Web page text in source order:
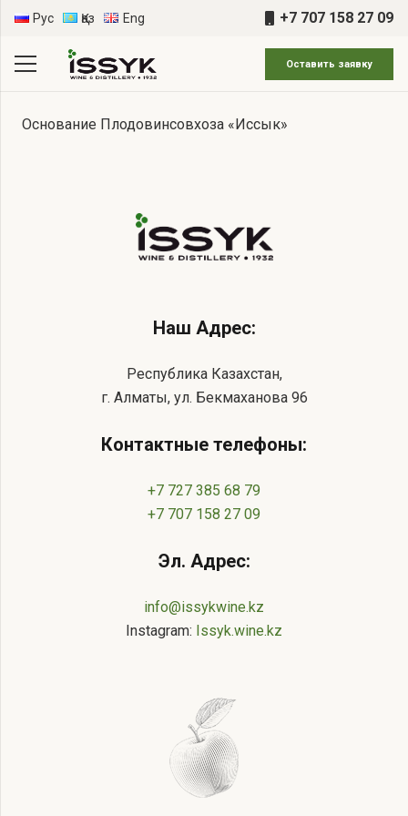
Рус Қаз Eng +7 707 158 27 09
Оставить заявку
Основание Плодовинсовхоза «Иссык»
Наш Адрес:
Республика Казахстан,
г. Алматы, ул. Бекмаханова 96
Контактные телефоны:
+7 727 385 68 79
+7 707 158 27 09
Эл. Адрес:
info@issykwine.kz
Instagram: Issyk.wine.kz